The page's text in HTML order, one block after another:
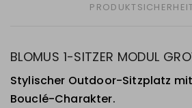
BLOMUS 1-SITZER MODUL
Stylischer Outdoor-Sitzplatz
Bouclé-Charakter.